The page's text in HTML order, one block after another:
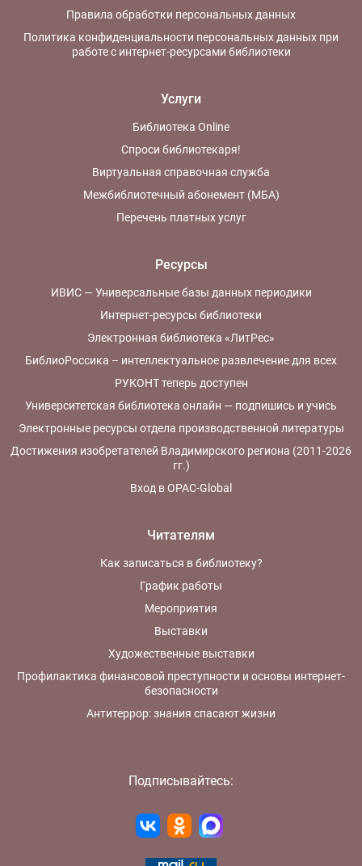
Правила обработки персональных данных
Политика конфиденциальности персональных данных при
работе с интернет-ресурсами библиотеки
Услуги
Библиотека Online
Спроси библиотекаря!
Виртуальная справочная служба
Межбиблиотечный абонемент (МБА)
Перечень платных услуг
Ресурсы
ИВИС — Универсальные базы данных периодики
Интернет-ресурсы библиотеки
Электронная библиотека «ЛитРес»
БиблиоРоссика – интеллектуальное развлечение для всех
РУКОНТ теперь доступен
Университетская библиотека онлайн — подпишись и учись
Электронные ресурсы отдела производственной литературы
Достижения изобретателей Владимирского региона (2011-2026
гг.)
Вход в OPAC-Global
Читателям
Как записаться в библиотеку?
График работы
Мероприятия
Выставки
Художественные выставки
Профилактика финансовой преступности и основы интернет-
безопасности
Антитеррор: знания спасают жизни
Подписывайтесь: